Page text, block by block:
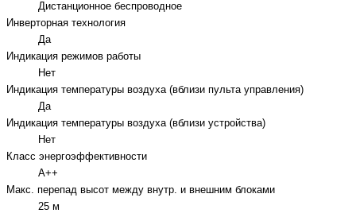
Дистанционное беспроводное
Инверторная технология
Да
Индикация режимов работы
Нет
Индикация температуры воздуха (вблизи пульта управления)
Да
Индикация температуры воздуха (вблизи устройства)
Нет
Класс энергоэффективности
A++
Макс. перепад высот между внутр. и внешним блоками
25 м